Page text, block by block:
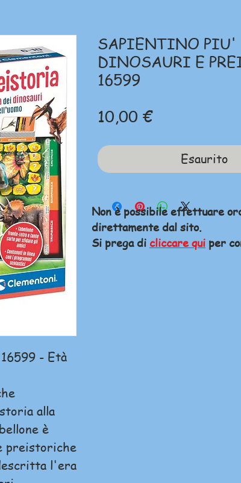
- Età
alla
è
preistoriche
l'era
SAPIENTINO PIU'
DINOSAURI E
16599
10,00 €Prezzo
Esaurito
Non è possibile effettuare
direttamente dal sito.
Si prega di cliccare qui per